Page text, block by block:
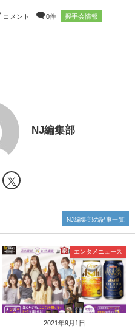
コメント 0件 握手会情報
NJ編集部
2021年9月1日
エンタメニュース
NJ編集部の記事一覧